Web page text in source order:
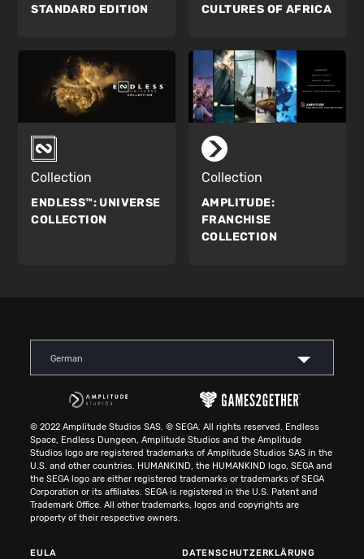
STANDARD EDITION
CULTURES OF AFRICA
Collection
ENDLESS™: UNIVERSE
COLLECTION
Collection
AMPLITUDE:
FRANCHISE
COLLECTION
German
© 2022 Amplitude Studios SAS. © SEGA. All rights reserved. Endless
Space, Endless Dungeon, Amplitude Studios and the Amplitude
Studios logo are registered trademarks of Amplitude Studios SAS in the
U.S. and other countries. HUMANKIND, the HUMANKIND logo, SEGA and
the SEGA logo are either registered trademarks or trademarks of SEGA
Corporation or its affiliates. SEGA is registered in the U.S. Patent and
Trademark Office. All other trademarks, logos and copyrights are
property of their respective owners.
EULA DATENSCHUTZERKLÄRUNG